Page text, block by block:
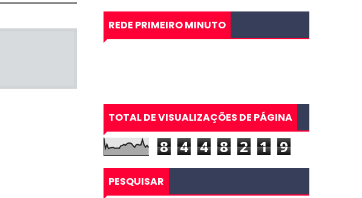
REDE PRIMEIRO MINUTO
TOTAL DE VISUALIZAÇÕES DE PÁGINA
8 4 4 8 2 1 9
PESQUISAR